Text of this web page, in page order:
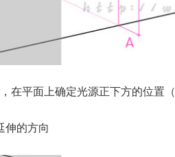
在平面上确定光源正下方的位置
伸的方向